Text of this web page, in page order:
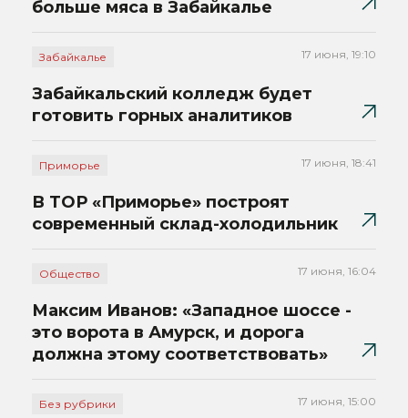
больше мяса в Забайкалье
Забайкалье 17 июня, 19:10
Забайкальский колледж будет
готовить горных аналитиков
Приморье 17 июня, 18:41
В ТОР «Приморье» построят
современный склад-холодильник
Общество 17 июня, 16:04
Максим Иванов: «Западное шоссе -
это ворота в Амурск, и дорога
должна этому соответствовать»
Без рубрики 17 июня, 15:00